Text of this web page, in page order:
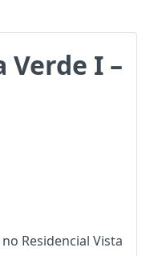
Verde I –
Residencial Vista